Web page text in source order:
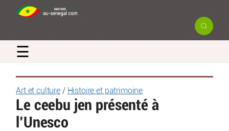
☰
Art et culture / Histoire et patrimoine
Le ceebu jen présenté à
l’Unesco